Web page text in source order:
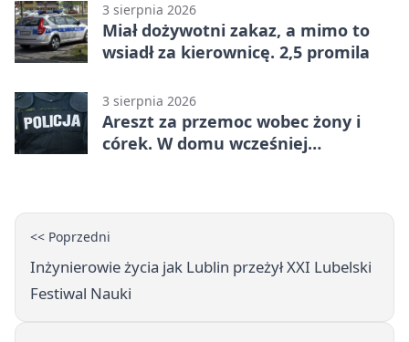
3 sierpnia 2026
Miał dożywotni zakaz, a mimo to
wsiadł za kierownicę. 2,5 promila
3 sierpnia 2026
Areszt za przemoc wobec żony i
córek. W domu wcześniej
<< Poprzedni
Inżynierowie życia jak Lublin przeżył XXI Lubelski
Festiwal Nauki